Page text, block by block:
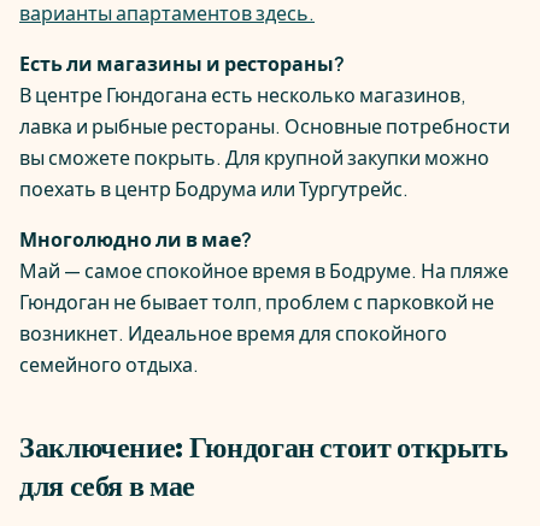
варианты апартаментов здесь.
Есть ли магазины и рестораны?
В центре Гюндогана есть несколько магазинов,
лавка и рыбные рестораны. Основные потребности
вы сможете покрыть. Для крупной закупки можно
поехать в центр Бодрума или Тургутрейс.
Многолюдно ли в мае?
Май — самое спокойное время в Бодруме. На пляже
Гюндоган не бывает толп, проблем с парковкой не
возникнет. Идеальное время для спокойного
семейного отдыха.
Заключение: Гюндоган стоит открыть
для себя в мае